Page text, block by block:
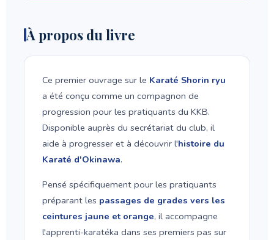
À propos du livre
Ce premier ouvrage sur le Karaté Shorin ryu
a été conçu comme un compagnon de
progression pour les pratiquants du KKB.
Disponible auprès du secrétariat du club, il
aide à progresser et à découvrir l'histoire du
Karaté d'Okinawa.
Pensé spécifiquement pour les pratiquants
préparant les passages de grades vers les
ceintures jaune et orange, il accompagne
l'apprenti-karatéka dans ses premiers pas sur